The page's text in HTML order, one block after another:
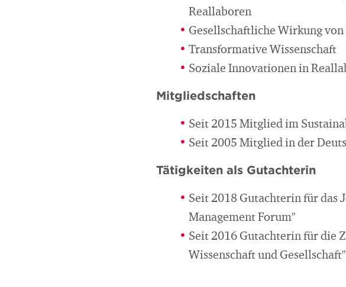
Reallaboren
Gesellschaftliche Wirkung von
Transformative Wissenschaft
Soziale Innovationen in
Mitgliedschaften
Seit 2015 Mitglied im
Seit 2005 Mitglied in der
Tätigkeiten als Gutachterin
Seit 2018 Gutachterin für das
Management Forum"
Seit 2016 Gutachterin für die
Wissenschaft und Gesellschaft"